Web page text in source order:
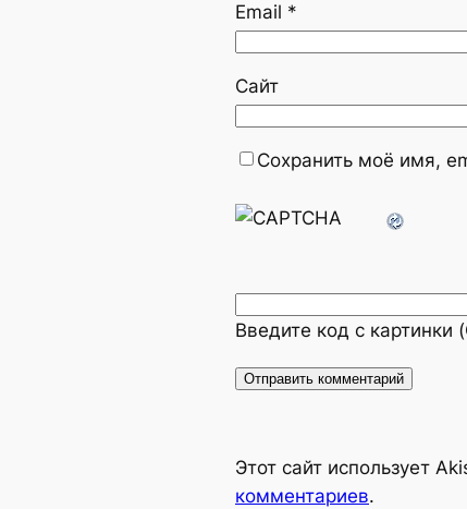
Email *
Сайт
Сохранить моё имя,
Введите код с картинки
Этот сайт использует
комментариев.